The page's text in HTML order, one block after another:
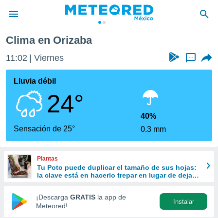
de
ha sido
para
que se
calidad.
a este
las
y
forma
digital
basada
Clima en Orizaba
11:02 Viernes ...
Lluvia débil
24°
Sensación de 25°
40%
0.3 mm
Plantas
Tu Poto puede duplicar el tamaño de sus hojas:
la clave está en hacerlo trepar en lugar de dejarlo
¡Descarga GRATIS la app de
Meteored!
Instalar